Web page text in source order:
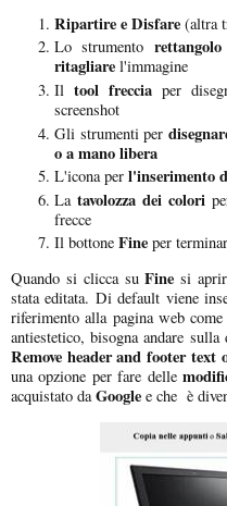
Ripartire e Disfare (altra
Lo strumento rettangolo
ritagliare l'immagine
Il tool freccia per
screenshot
Gli strumenti per
o a mano libera
L'icona per l'inserimento
Latavolozza dei colori
frecce
Il bottone Fine per
Quando si clicca suFine si
stata editata. Di default viene
riferimento alla pagina web
antiestetico, bisogna andare sulla
Remove header and footer text
una opzione per fare delle
acquistato daGoogle e che è